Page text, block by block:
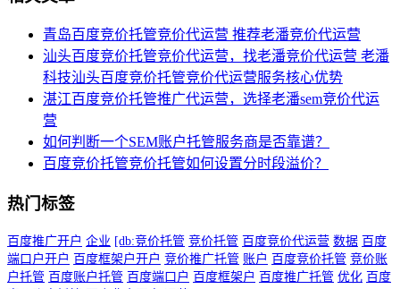
青岛百度竞价托管竞价代运营 推荐老潘竞价代运营
汕头百度竞价托管竞价代运营，找老潘竞价代运营 老潘
科技汕头百度竞价托管竞价代运营服务核心优势
湛江百度竞价托管推广代运营，选择老潘sem竞价代运
营
如何判断一个SEM账户托管服务商是否靠谱？
百度竞价托管竞价托管如何设置分时段溢价？
热门标签
百度推广开户 企业 [db:竞价托管 竞价托管 百度竞价代运营 数据 百度
端口户开户 百度框架户开户 竞价推广托管 账户 百度竞价托管 竞价账
户托管 百度账户托管 百度端口户 百度框架户 百度推广托管 优化 百度